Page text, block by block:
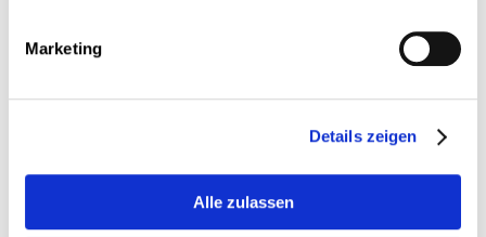
Marketing
Details zeigen
Alle zulassen